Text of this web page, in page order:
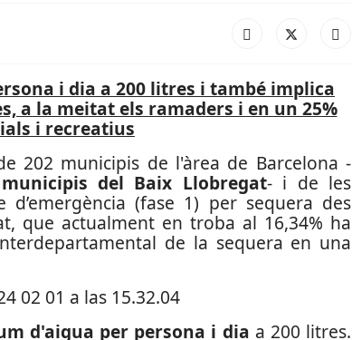
i dia a 200 litres i també implica
a la meitat els ramaders i en un 25%
i recreatius
202 municipis de l'àrea de Barcelona -
del Baix Llobregat- i de les
(fase 1) per sequera des
que actualment en troba al 16,34% ha
de la sequera en una
d'aigua per persona i dia a 200 litres.